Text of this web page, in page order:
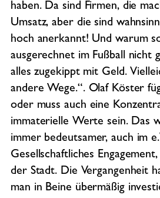
haben. Da sind Firmen, die
Umsatz, aber die sind
hoch anerkannt! Und warum
ausgerechnet im Fußball nicht
alles zugekippt mit Geld.
andere Wege.“. Olaf Köster
oder muss auch eine
immaterielle Werte sein. Das
immer bedeutsamer, auch im
Gesellschaftliches
der Stadt. Die Vergangenheit
man in Beine übermäßig